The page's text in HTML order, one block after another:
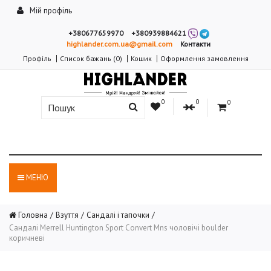
Мій профіль
+380677659970
+380939884621
highlander.com.ua@gmail.com
Контакти
Профіль
Список бажань (0) Кошик Оформлення замовлення
0 0 0
МЕНЮ
Головна Взуття
Сандалі і тапочки
Сандалі Merrell Huntington Sport Convert Mns чоловічі boulder
коричневі